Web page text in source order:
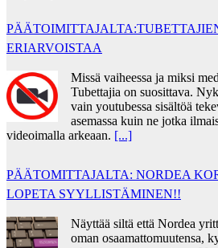
ERIARVOISTAA
Missä vaiheessa ja miksi
Tubettajia on suosittava.
vain youtubessa sisältöä
asemassa kuin ne jotka
videoimalla arkeaan. [...]
PÄÄTOMITTAJALTA: NORDEA
LOPETA SYYLLISTÄMINEN!!
Näyttää siltä että Nordea
oman osaamattomuutensa,